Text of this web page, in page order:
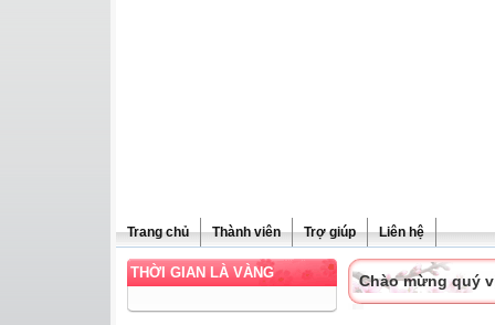
Trang chủ Thành viên Trợ giúp Liên hệ
THỜI GIAN LÀ VÀNG Chào mừng quý